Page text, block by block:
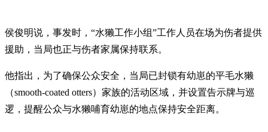
侯俊明说，事发时，“水獭工作小组”工作人员在场为伤者提供
援助，当局也正与伤者家属保持联系。
他指出，为了确保公众安全，当局已封锁有幼崽的平毛水獭
（smooth-coated otters）家族的活动区域，并设置告示牌与巡
逻，提醒公众与水獭哺育幼崽的地点保持安全距离。